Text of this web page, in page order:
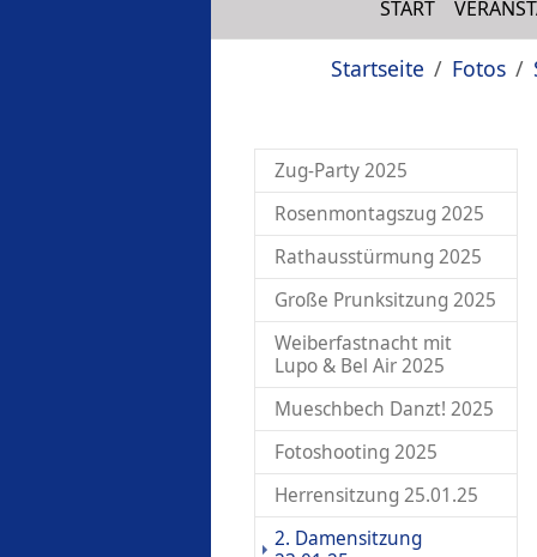
START
Sie sind hier:
Startseite Fotos
Zug-Party 2025
Rosenmontagszug 2025
Rathausstürmung 2025
Große Prunksitzung 2025
Weiberfastnacht mit
Lupo & Bel Air 2025
Mueschbech Danzt! 2025
Fotoshooting 2025
Herrensitzung 25.01.25
2. Damensitzung